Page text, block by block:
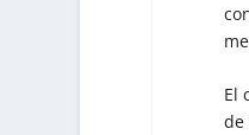
El
de